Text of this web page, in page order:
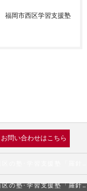
福岡市西区学習支援塾
お問い合わせはこちら
福岡市西区の塾･学習支援塾「羅針盤」のお客様の声